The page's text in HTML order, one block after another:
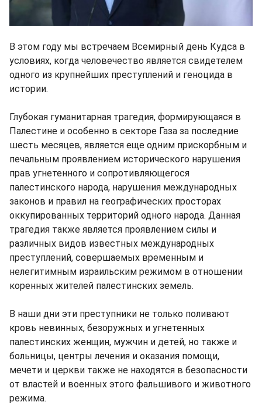
В этом году мы встречаем Всемирный день Кудса в
условиях, когда человечество является свидетелем
одного из крупнейших преступлений и геноцида в
истории.
Глубокая гуманитарная трагедия, формирующаяся в
Палестине и особенно в секторе Газа за последние
шесть месяцев, является еще одним прискорбным и
печальным проявлением исторического нарушения
прав угнетенного и сопротивляющегося
палестинского народа, нарушения международных
законов и правил на географических просторах
оккупированных территорий одного народа. Данная
трагедия также является проявлением силы и
различных видов известных международных
преступлений, совершаемых временным и
нелегитимным израильским режимом в отношении
коренных жителей палестинских земель.
В наши дни эти преступники не только поливают
кровь невинных, безоружных и угнетенных
палестинских женщин, мужчин и детей, но также и
больницы, центры лечения и оказания помощи,
мечети и церкви также не находятся в безопасности
от властей и военных этого фальшивого и животного
режима.